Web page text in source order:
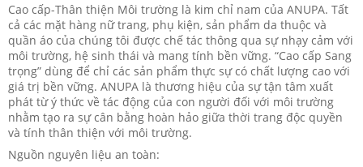
Cao cấp-Thân thiện Môi trường là kim chỉ nam của ANUPA. Tất
cả các mặt hàng nữ trang, phụ kiện, sản phẩm da thuộc và
quần áo của chúng tôi được chế tác thông qua sự nhạy cảm với
môi trường, hệ sinh thái và mang tính bền vững. “Cao cấp Sang
trọng” dùng để chỉ các sản phẩm thực sự có chất lượng cao với
giá trị bền vững. ANUPA là thương hiệu của sự tận tâm xuất
phát từ ý thức về tác động của con người đối với môi trường
nhằm tạo ra sự cân bằng hoàn hảo giữa thời trang độc quyền
và tính thân thiện với môi trường.
Nguồn nguyên liệu an toàn: